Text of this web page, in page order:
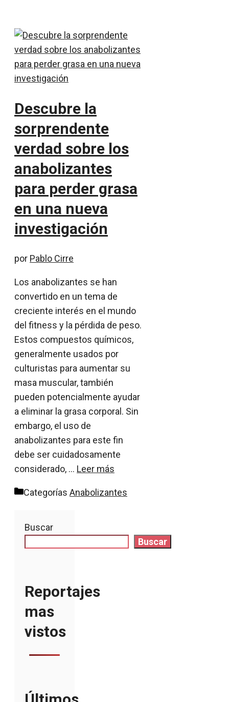
Descubre la
sorprendente
verdad sobre los
anabolizantes
para perder grasa
en una nueva
investigación
por Pablo Cirre
Los anabolizantes se han
convertido en un tema de
creciente interés en el mundo
del fitness y la pérdida de peso.
Estos compuestos químicos,
generalmente usados por
culturistas para aumentar su
masa muscular, también
pueden potencialmente ayudar
a eliminar la grasa corporal. Sin
embargo, el uso de
anabolizantes para este fin
debe ser cuidadosamente
considerado, … Leer más
Categorías Anabolizantes
Buscar
Buscar
Reportajes
mas
vistos